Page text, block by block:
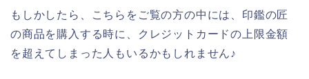
もしかしたら、こちらをご覧の方の中には、印鑑の匠
の商品を購入する時に、クレジットカードの上限金額
を超えてしまった人もいるかもしれません♪